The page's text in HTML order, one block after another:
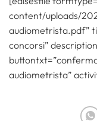
content/uploads/
audiometrista.pdf”
concorsi”
audiometrista”